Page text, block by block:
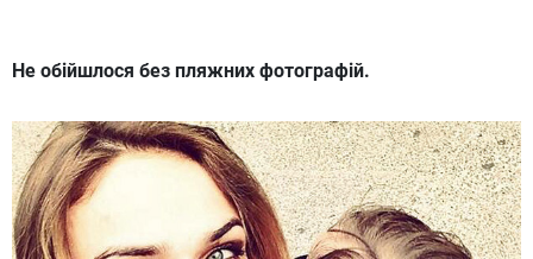
Не обійшлося без пляжних фотографій.